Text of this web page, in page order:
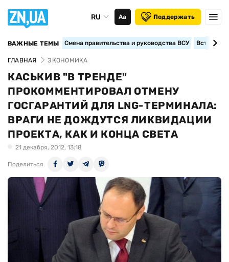
RU Аа Поддержать
ВАЖНЫЕ ТЕМЫ Смена правительства и руководства ВСУ
ГЛАВНАЯ ЭКОНОМИКА
КАСЬКИВ "В ТРЕНДЕ"
ПРОКОММЕНТИРОВАЛ ОТМЕНУ
ГОСГАРАНТИЙ ДЛЯ LNG-ТЕРМИНАЛА:
ВРАГИ НЕ ДОЖДУТСЯ ЛИКВИДАЦИИ
ПРОЕКТА, КАК И КОНЦА СВЕТА
21 декабря, 2012, 13:18
Поделиться